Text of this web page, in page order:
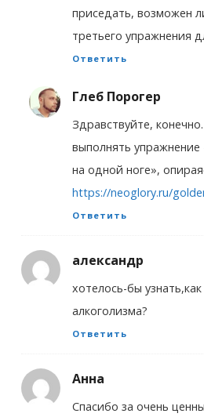
приседать, возможен
третьего упражнения
Ответить
Глеб Порогер
Здравствуйте,
выполнять
на одной ноге»,
https://neoglory.ru/
Ответить
александр
хотелось-бы
алкоголизма?
Ответить
Анна
Спасибо за очень